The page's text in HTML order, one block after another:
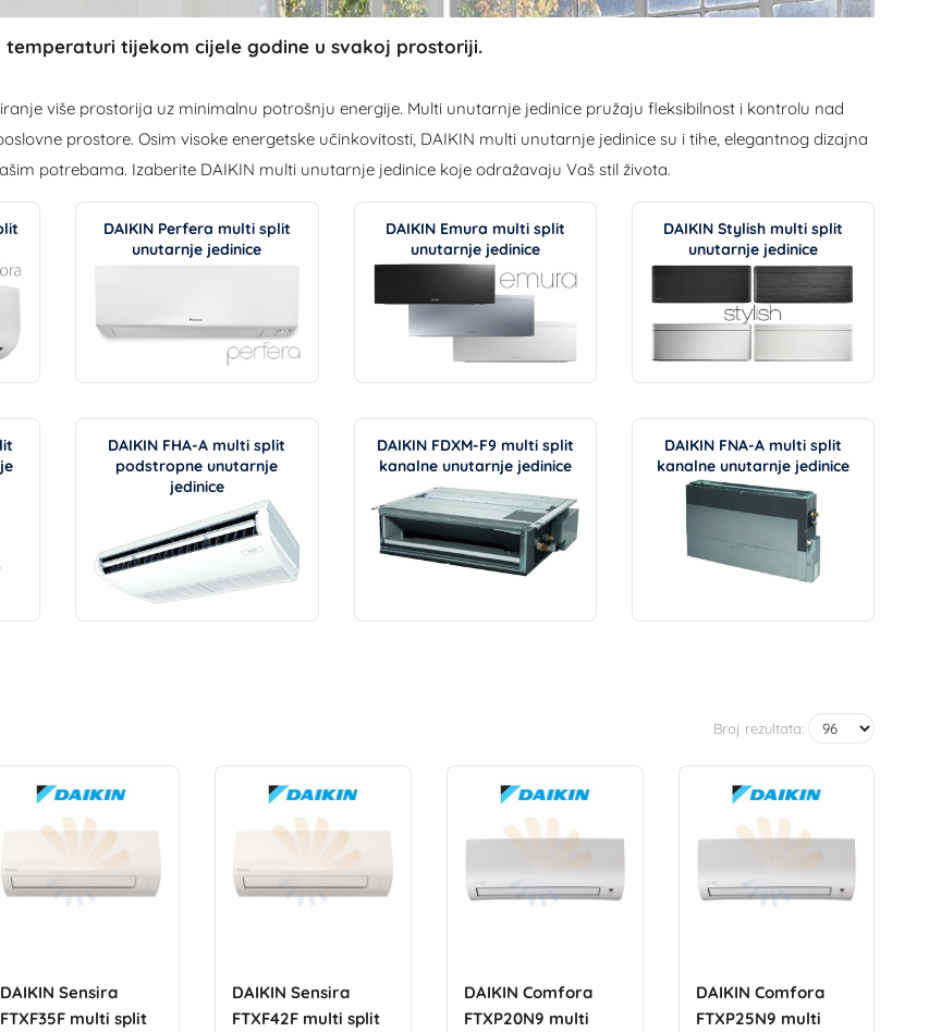
temperaturi tijekom cijele godine u svakoj prostoriji.
više prostorija uz minimalnu potrošnju energije. Multi unutarnje jedinice pružaju fleksibilnost i kontrolu nad
prostore. Osim visoke energetske učinkovitosti, DAIKIN multi unutarnje jedinice su i tihe, elegantnog dizajna
potrebama. Izaberite DAIKIN multi unutarnje jedinice koje odražavaju Vaš stil života.
DAIKIN Perfera multi split
unutarnje jedinice
DAIKIN Emura multi split
unutarnje jedinice
DAIKIN Stylish multi split
unutarnje jedinice
DAIKIN FHA-A multi split
podstropne unutarnje
jedinice
DAIKIN FDXM-F9 multi split
kanalne unutarnje jedinice
DAIKIN FNA-A multi split
kanalne unutarnje jedinice
Broj rezultata:
DAIKIN Sensira
FTXF35F multi split
DAIKIN Sensira
FTXF42F multi split
DAIKIN Comfora
FTXP20N9 multi
DAIKIN Comfora
FTXP25N9 multi